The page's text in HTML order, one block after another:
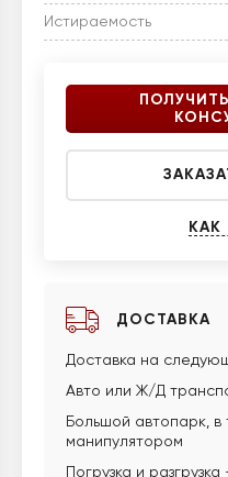
Истираемость
КАК
ДОСТАВКА
Доставка на
Авто или Ж/Д
Большой автопарк, в
манипулятором
Погрузка и